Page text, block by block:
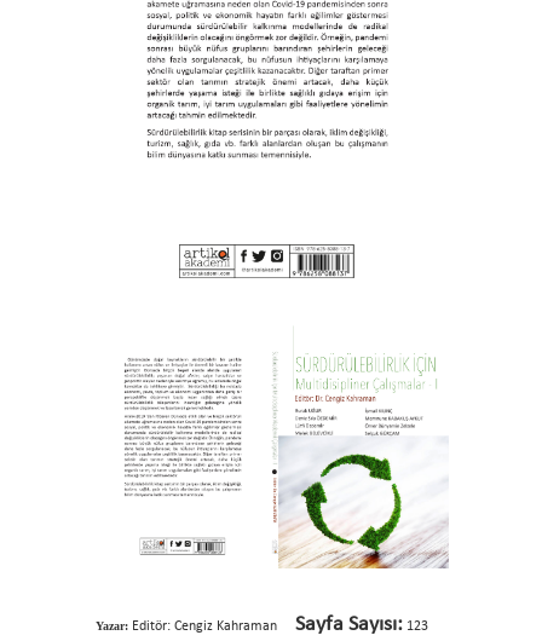
Yazar: Editör: Cengiz Kahraman Sayfa Sayısı: 123